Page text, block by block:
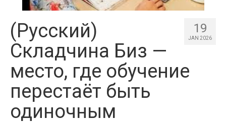
19
JAN 2026
(Русский)
Складчина Биз —
место, где обучение
перестаёт быть
одиночным